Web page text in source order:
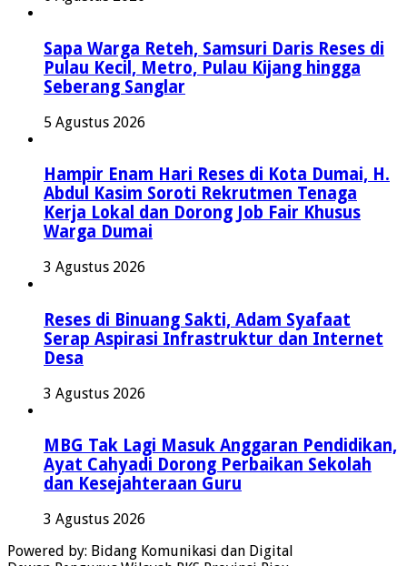
Sapa Warga Reteh, Samsuri Daris Reses di
Pulau Kecil, Metro, Pulau Kijang hingga
Seberang Sanglar
5 Agustus 2026
Hampir Enam Hari Reses di Kota Dumai, H.
Abdul Kasim Soroti Rekrutmen Tenaga
Kerja Lokal dan Dorong Job Fair Khusus
Warga Dumai
3 Agustus 2026
Reses di Binuang Sakti, Adam Syafaat
Serap Aspirasi Infrastruktur dan Internet
Desa
3 Agustus 2026
MBG Tak Lagi Masuk Anggaran Pendidikan,
Ayat Cahyadi Dorong Perbaikan Sekolah
dan Kesejahteraan Guru
3 Agustus 2026
Powered by: Bidang Komunikasi dan Digital